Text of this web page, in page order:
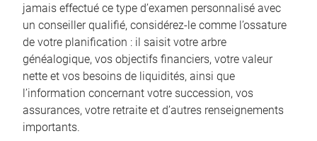
jamais effectué ce type d’examen personnalisé avec
un conseiller qualifié, considérez-le comme l’ossature
de votre planification : il saisit votre arbre
généalogique, vos objectifs financiers, votre valeur
nette et vos besoins de liquidités, ainsi que
l’information concernant votre succession, vos
assurances, votre retraite et d’autres renseignements
importants.